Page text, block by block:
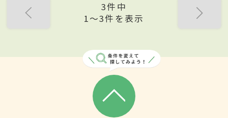
3件中
1〜3件を表示